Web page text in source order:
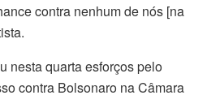
contra nenhum de nós [na
nesta quarta esforços pelo
contra Bolsonaro na Câmara